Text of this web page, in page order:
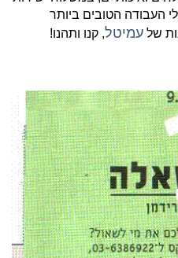
העבודה הטובים ביותר
של עמיטל, קנו ותהנו!